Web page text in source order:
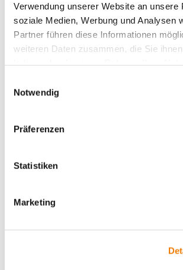
Verwendung unserer Website an unsere
soziale Medien, Werbung und Analysen
Partner führen diese Informationen
weiteren Daten zusammen, die Sie
Notwendig
Präferenzen
Statistiken
Marketing
CRITO CrossBoard
connection module
with box terminals 6 - 50 mm² / AWG 10 -
3-pole
More